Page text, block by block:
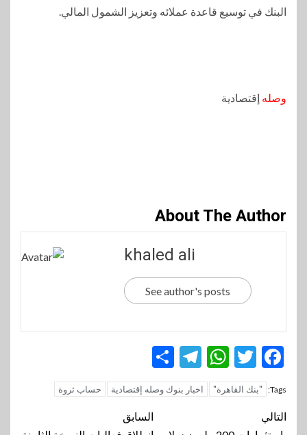
البنك في توسيع قاعدة عملائه وتعزيز الشمول المالي.
وصله إقتصادية
About The Author
khaled ali
See author's posts
Facebook
Twitter
WhatsApp
Telegram
Tags: "بنك القاهرة" اخبار بنوك وصله إقتصادية حساب ثروة
تنقل
السابق
التالي